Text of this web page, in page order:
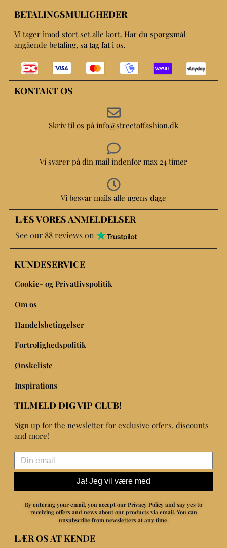
BETALINGSMULIGHEDER
Vi tager imod stort set alle kort. Har du spørgsmål
angående betaling, så tag fat i os.
KONTAKT OS
Skriv til os på info@streetoffashion.dk
Vi svarer på din mail indenfor max 24 timer
Vi besvar mails alle ugens dage
LÆS VORES ANMELDELSER
See our 88 reviews on
KUNDESERVICE
Cookie- og Privatlivspolitik
Om os
Handelsbetingelser
Fortrolighedspolitik
Ønskeliste
Inspirations
TILMELD DIG VIP CLUB!
Sign up for the newsletter for exclusive offers, discounts
and more!
Ja! Jeg vil være med
By entering your email, you accept our Privacy Policy and say yes to
receiving offers and news about our products via email. You can
unsubscribe from newsletters at any time.
LÆR OS AT KENDE